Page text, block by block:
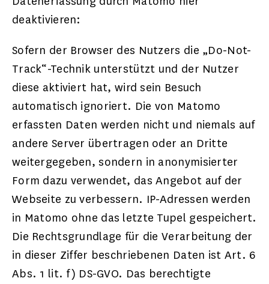
deaktivieren:
Sofern der Browser des Nutzers die „Do-Not-
Track“-Technik unterstützt und der Nutzer
diese aktiviert hat, wird sein Besuch
automatisch ignoriert. Die von Matomo
erfassten Daten werden nicht und niemals auf
andere Server übertragen oder an Dritte
weitergegeben, sondern in anonymisierter
Form dazu verwendet, das Angebot auf der
Webseite zu verbessern. IP-Adressen werden
in Matomo ohne das letzte Tupel gespeichert.
Die Rechtsgrundlage für die Verarbeitung der
in dieser Ziffer beschriebenen Daten ist Art. 6
Abs. 1 lit. f) DS-GVO. Das berechtigte